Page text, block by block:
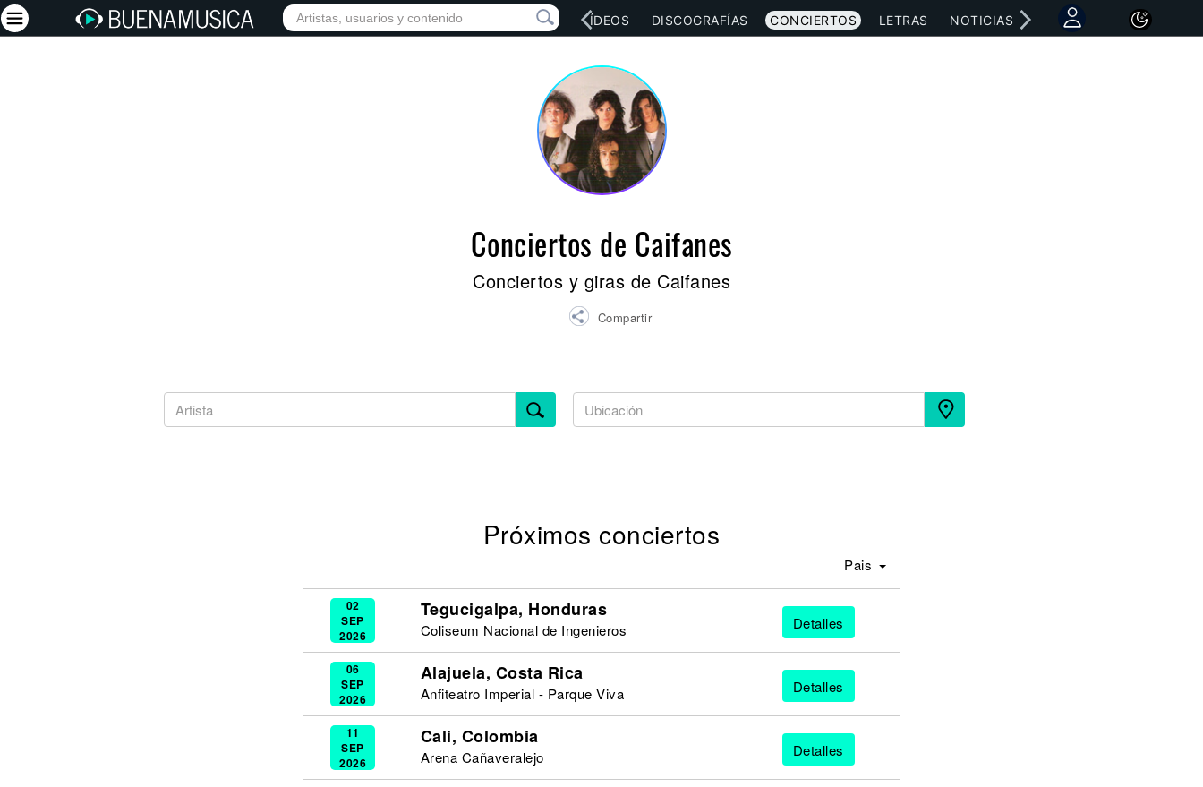
INICIO ARTISTAS RED SOCIAL MÚSICA VÍDEOS DISCOGRAFÍAS CONCIERTOS LETRAS NOTICIAS
Conciertos de Caifanes
Conciertos y giras de Caifanes
Compartir
Próximos conciertos
Pais
02
SEP
2026
Tegucigalpa, Honduras
Coliseum Nacional de Ingenieros Detalles
06
SEP
2026
Alajuela, Costa Rica
Anfiteatro Imperial - Parque Viva Detalles
11
SEP
2026
Cali, Colombia
Arena Cañaveralejo Detalles